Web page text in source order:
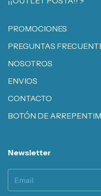
PROMOCIONES
PREGUNTAS
NOSOTROS
ENVIOS
CONTACTO
BOTÓN DE
Newsletter